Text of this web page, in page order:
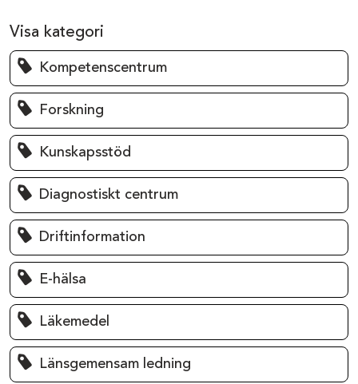
Visa kategori
Kompetenscentrum
Forskning
Kunskapsstöd
Diagnostiskt centrum
Driftinformation
E-hälsa
Läkemedel
Länsgemensam ledning